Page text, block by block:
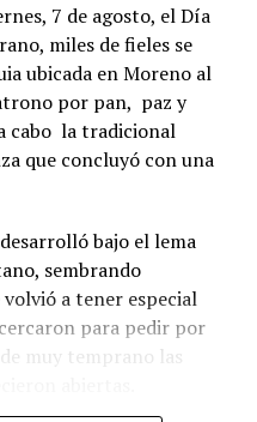
7 de agosto, el Día
miles de fieles se
ubicada en Moreno al
por pan, paz y
cabo la tradicional
que concluyó con una
bajo el lema
sembrando
volvió a tener especial
para pedir por
muy temprano las